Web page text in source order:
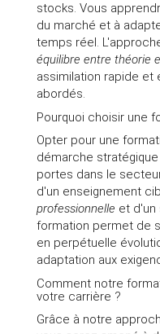
stocks. Vous
du marché et à
temps réel.
équilibre entre théorie
assimilation rapide
abordés.
Pourquoi choisir une
Opter pour une
démarche
portes dans le
d'un enseignement
professionnelle et d'un
formation permet de
en perpétuelle
adaptation aux
Comment notre
votre carrière ?
Grâce à notre